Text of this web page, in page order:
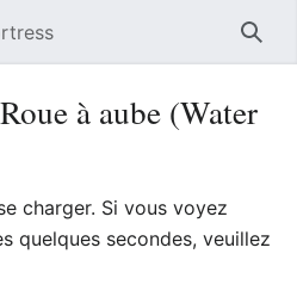
à aube (Water
charger. Si vous voyez
quelques secondes, veuillez